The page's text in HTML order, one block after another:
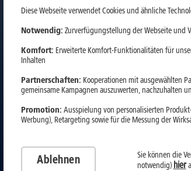
Diese Webseite verwendet Cookies und ähnliche
Notwendig: Zurverfügungstellung der Webseite und
Komfort: Erweiterte Komfort-Funktionalitäten für
Inhalten
Partnerschaften: Kooperationen mit ausgewählten
gemeinsame Kampagnen auszuwerten, nachzuhalten
Promotion: Ausspielung von personalisierten
Werbung), Retargeting sowie für die Messung der
Ablehnen
Sie können die
notwendig) hier